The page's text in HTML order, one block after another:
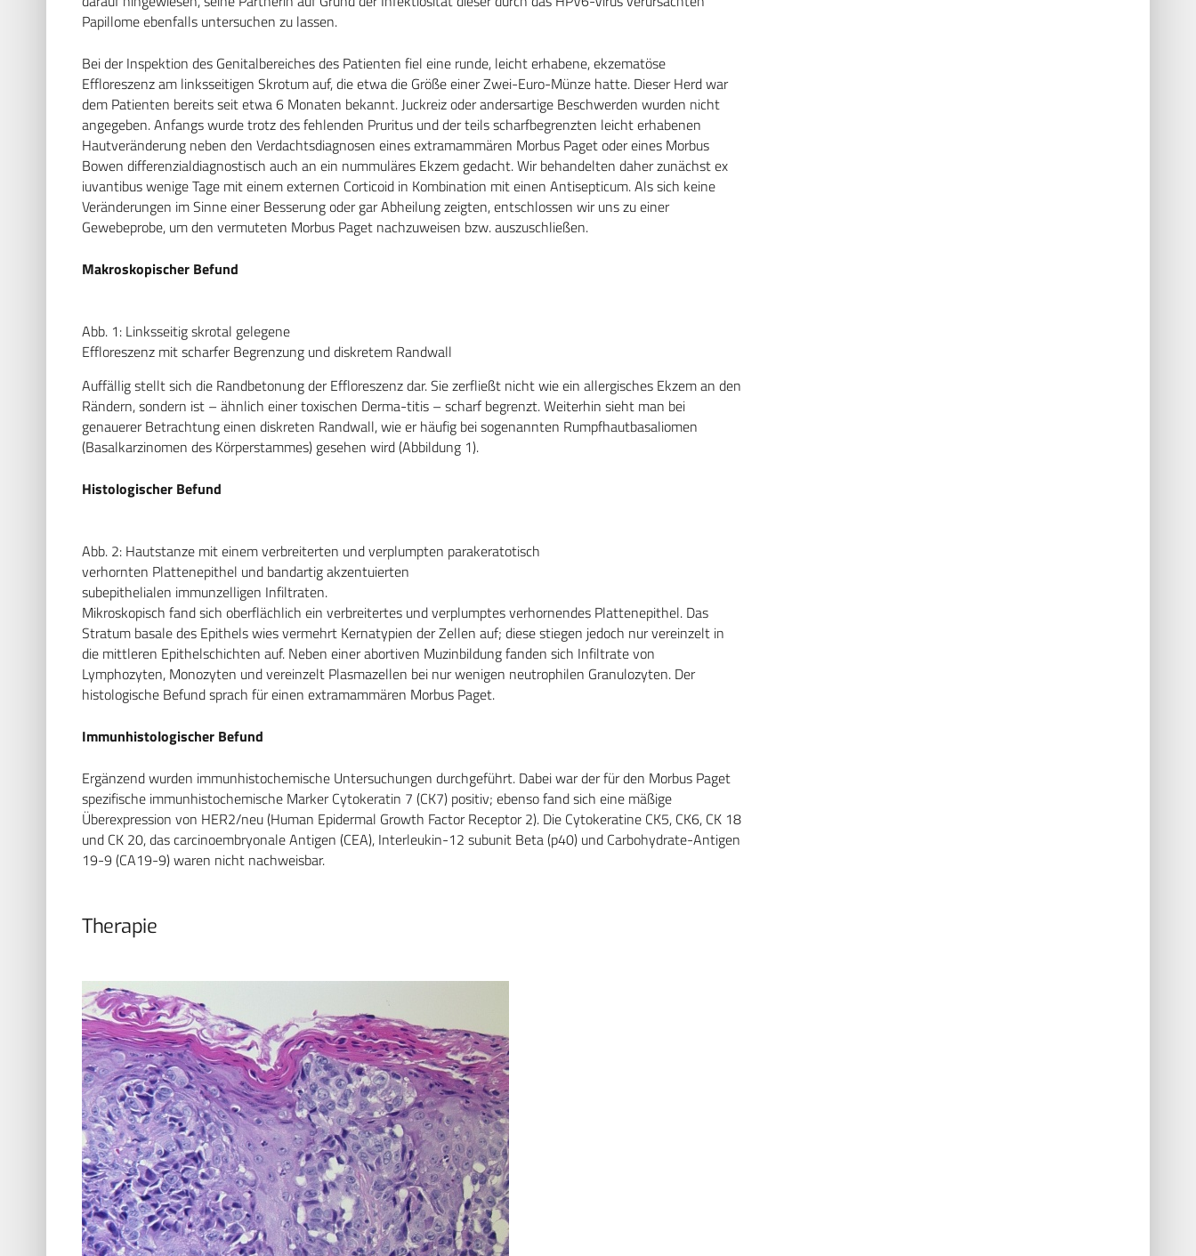
Papillome ebenfalls untersuchen zu lassen.
Bei der Inspektion des Genitalbereiches des Patienten fiel eine runde, leicht erhabene, ekzematöse
Effloreszenz am linksseitigen Skrotum auf, die etwa die Größe einer Zwei-Euro-Münze hatte. Dieser Herd war
dem Patienten bereits seit etwa 6 Monaten bekannt. Juckreiz oder andersartige Beschwerden wurden nicht
angegeben. Anfangs wurde trotz des fehlenden Pruritus und der teils scharfbegrenzten leicht erhabenen
Hautveränderung neben den Verdachtsdiagnosen eines extramammären Morbus Paget oder eines Morbus
Bowen differenzialdiagnostisch auch an ein nummuläres Ekzem gedacht. Wir behandelten daher zunächst ex
iuvantibus wenige Tage mit einem externen Corticoid in Kombination mit einen Antisepticum. Als sich keine
Veränderungen im Sinne einer Besserung oder gar Abheilung zeigten, entschlossen wir uns zu einer
Gewebeprobe, um den vermuteten Morbus Paget nachzuweisen bzw. auszuschließen.
Makroskopischer Befund
Abb. 1: Linksseitig skrotal gelegene
Effloreszenz mit scharfer Begrenzung und diskretem Randwall
Auffällig stellt sich die Randbetonung der Effloreszenz dar. Sie zerfließt nicht wie ein allergisches Ekzem an den
Rändern, sondern ist – ähnlich einer toxischen Derma-titis – scharf begrenzt. Weiterhin sieht man bei
genauerer Betrachtung einen diskreten Randwall, wie er häufig bei sogenannten Rumpfhautbasaliomen
(Basalkarzinomen des Körperstammes) gesehen wird (Abbildung 1).
Histologischer Befund
Abb. 2: Hautstanze mit einem verbreiterten und verplumpten parakeratotisch
verhornten Plattenepithel und bandartig akzentuierten
subepithelialen immunzelligen Infiltraten.
Mikroskopisch fand sich oberflächlich ein verbreitertes und verplumptes verhornendes Plattenepithel. Das
Stratum basale des Epithels wies vermehrt Kernatypien der Zellen auf; diese stiegen jedoch nur vereinzelt in
die mittleren Epithelschichten auf. Neben einer abortiven Muzinbildung fanden sich Infiltrate von
Lymphozyten, Monozyten und vereinzelt Plasmazellen bei nur wenigen neutrophilen Granulozyten. Der
histologische Befund sprach für einen extramammären Morbus Paget.
Immunhistologischer Befund
Ergänzend wurden immunhistochemische Untersuchungen durchgeführt. Dabei war der für den Morbus Paget
spezifische immunhistochemische Marker Cytokeratin 7 (CK7) positiv; ebenso fand sich eine mäßige
Überexpression von HER2/neu (Human Epidermal Growth Factor Receptor 2). Die Cytokeratine CK5, CK6, CK 18
und CK 20, das carcinoembryonale Antigen (CEA), Interleukin-12 subunit Beta (p40) und Carbohydrate-Antigen
19-9 (CA19-9) waren nicht nachweisbar.
Therapie